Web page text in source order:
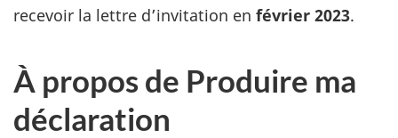
recevoir la lettre d’invitation en février 2023.
À propos de Produire ma
déclaration